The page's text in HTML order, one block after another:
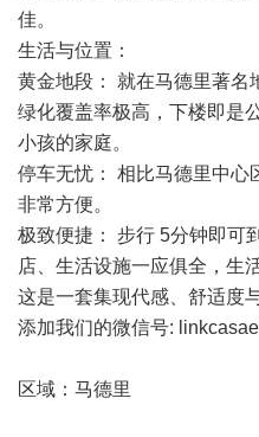
佳。
生活与位置：
黄金地段： 就在马德里著名
绿化覆盖率极高，下楼即是
小孩的家庭。
停车无忧： 相比马德里中心
非常方便。
极致便捷： 步行 5分钟即可
店、生活设施一应俱全，生
这是一套集现代感、舒适度
添加我们的微信号:
区域：马德里